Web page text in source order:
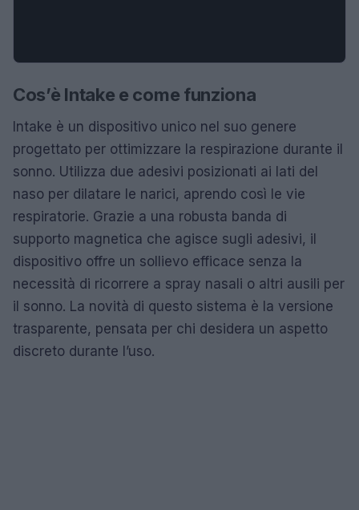
Cos’è Intake e come funziona
Intake è un dispositivo unico nel suo genere
progettato per ottimizzare la respirazione durante il
sonno. Utilizza due adesivi posizionati ai lati del
naso per dilatare le narici, aprendo così le vie
respiratorie. Grazie a una robusta banda di
supporto magnetica che agisce sugli adesivi, il
dispositivo offre un sollievo efficace senza la
necessità di ricorrere a spray nasali o altri ausili per
il sonno. La novità di questo sistema è la versione
trasparente, pensata per chi desidera un aspetto
discreto durante l’uso.